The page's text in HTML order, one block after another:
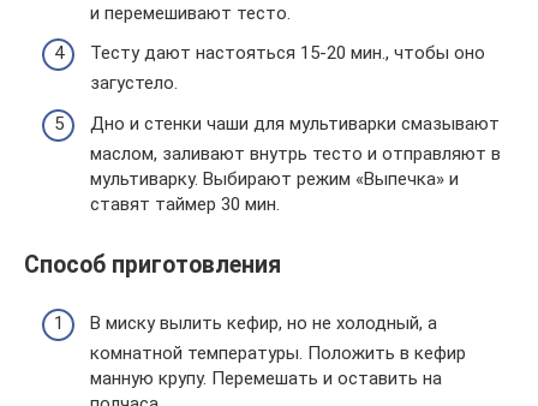
и перемешивают тесто.
Тесту дают настояться 15-20 мин., чтобы оно
загустело.
Дно и стенки чаши для мультиварки смазывают
маслом, заливают внутрь тесто и отправляют в
мультиварку. Выбирают режим «Выпечка» и
ставят таймер 30 мин.
Способ приготовления
В миску вылить кефир, но не холодный, а
комнатной температуры. Положить в кефир
манную крупу. Перемешать и оставить на